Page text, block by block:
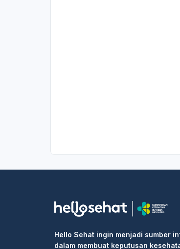
Hello Sehat ingin menjadi sumber
dalam membuat keputusan